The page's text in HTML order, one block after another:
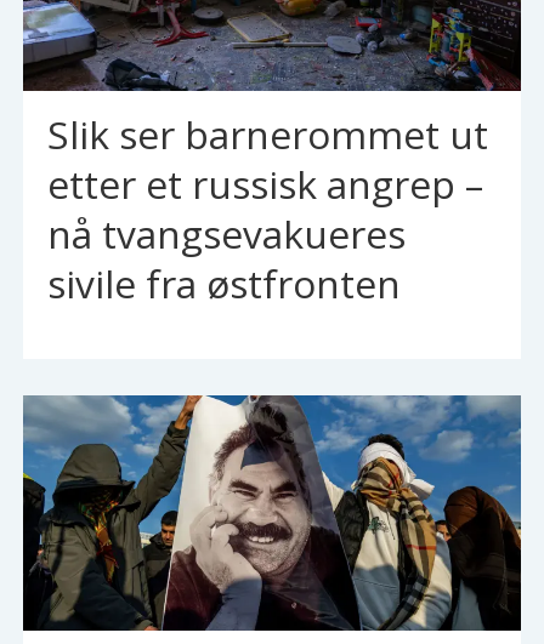
Slik ser barnerommet ut
etter et russisk angrep –
nå tvangsevakueres
sivile fra østfronten